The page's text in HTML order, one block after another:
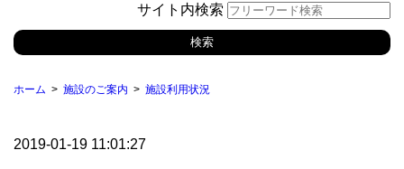
サイト内検索
ホーム 施設のご案内 施設利用状況
2019-01-19 11:01:27